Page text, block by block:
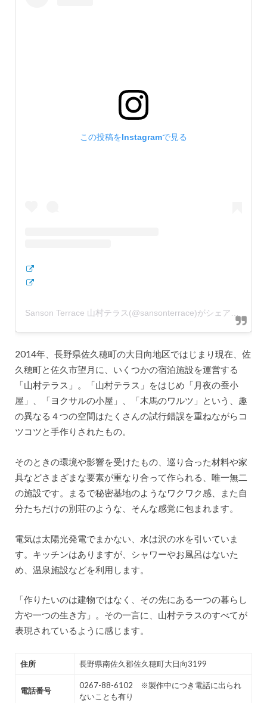
この投稿をInstagramで見る
2014年、長野県佐久穂町の大日向地区ではじまり現在、佐
久穂町と佐久市望月に、いくつかの宿泊施設を運営する
「山村テラス」。「山村テラス」をはじめ「月夜の蚕小
屋」、「ヨクサルの小屋」、「木馬のワルツ」という、趣
の異なる４つの空間はたくさんの試行錯誤を重ねながらコ
ツコツと手作りされたもの。
そのときの環境や影響を受けたもの、巡り合った材料や家
具などさまざまな要素が重なり合って作られる、唯一無二
の施設です。まるで秘密基地のようなワクワク感、また自
分たちだけの別荘のような、そんな感覚に包まれます。
電気は太陽光発電でまかない、水は沢の水を引いていま
す。キッチンはありますが、シャワーやお風呂はないた
め、温泉施設などを利用します。
「作りたいのは建物ではなく、その先にある一つの暮らし
方や一つの生き方」。その一言に、山村テラスのすべてが
表現されているように感じます。
住所 長野県南佐久郡佐久穂町大日向3199
電話番号
0267-88-6102 ※製作中につき電話に出られ
ないことも有り